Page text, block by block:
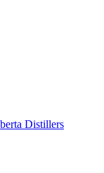
Distillers